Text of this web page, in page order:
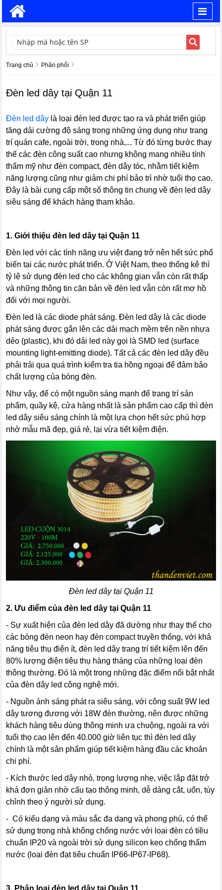
TÌM KIẾM
Trang chủ Phân phối
Đèn led dây tại Quận 11
Đèn led dây là loại đèn led được tạo ra và phát triển giúp
tăng dải cường độ sáng trong những ứng dụng như trang
trí quán cafe, ngoài trời, trong nhà,... Từ đó từng bước thay
thế các đèn công suất cao nhưng không mang nhiều tính
thẩm mỹ như đèn compact, đèn dây tóc, nhằm tiết kiệm
năng lượng cũng như giảm chi phí bảo trì nhờ tuổi thọ cao.
Đây là bài cung cấp một số thông tin chung về đèn led dây
siêu sáng để khách hàng tham khảo.
1.Giới thiệu đèn led dây tại Quận 11
Đèn led với các tính năng ưu việt đang trở nên hết sức phổ
biến tại các nước phát triển. Ở Việt Nam, theo thống kê thì
tỷ lệ sử dụng đèn led cho các không gian vẫn còn rất thấp
và những thông tin căn bản về đèn led vẫn còn rất mơ hồ
đối với mọi người.
Đèn led là các diode phát sáng. Đèn led dây là các diode
phát sáng được gắn lên các dải mạch mềm trên nền nhựa
dẻo (plastic), khi đó dải led này gọi là SMD led (surface
mounting light-emitting diode). Tất cả các đèn led dây đều
phải trải qua quá trình kiểm tra tia hồng ngoại để đảm bảo
chất lượng của bóng đèn.
Như vậy, để có một nguồn sáng mạnh để trang trí sản
phẩm, quầy kệ, cửa hàng nhất là sản phẩm cao cấp thì đèn
led dây siêu sáng chính là một lựa chọn hết sức phù hợp
nhờ mẫu mã đẹp, giá rẻ, lại vừa tiết kiệm điện.
Đèn led dây tại Quận 11
2. Ưu điểm của đèn led dây tại Quận 11
- Sự xuất hiện của đèn led dây đã dường như thay thế cho
các bóng đèn neon hay đèn compact truyền thống, với khả
năng tiêu thụ điện ít, đèn led dây trang trí tiết kiệm lên đến
80% lượng điện tiêu thụ hàng tháng của những loại đèn
thông thường. Đó là một trong những đặc điểm nổi bật nhất
của đèn dây led công nghệ mới.
- Nguồn ánh sáng phát ra siêu sáng, với công suất 9W led
dây tương đương với 18W đèn thường, nên được những
khách hàng tiêu dùng thông minh ưa chuộng, ngoài ra với
tuổi thọ cao lên đến 40.000 giờ liên tục thì đèn led dây
chính là một sản phẩm giúp tiết kiệm hàng đầu các khoản
chi phí.
- Kích thước led dây nhỏ, trọng lượng nhẹ, việc lắp đặt trở
khá đơn giản nhờ cấu tạo thông minh, dễ dàng cắt, uốn, tùy
chỉnh theo ý người sử dụng.
- Có kiểu dạng và màu sắc đa dạng và phong phú, có thể
sử dụng trong nhà không chống nước với loại đèn có tiều
chuẩn IP20 và ngoài trời sử dụng silicon keo chống thấm
nước (loại đèn đạt tiêu chuẩn IP66-IP67-IP68).
3. Phân loại đèn led dây tại Quận 11